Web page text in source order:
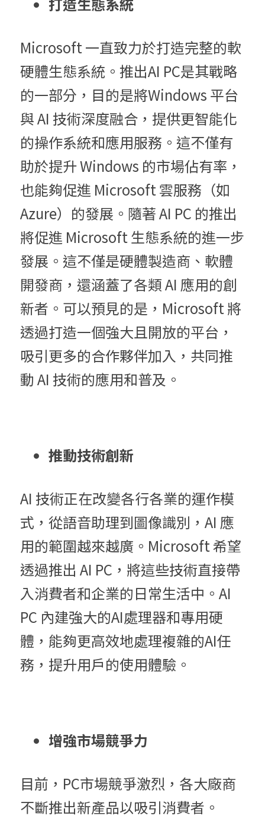
Microsoft 一直致力於打造完整的軟
硬體生態系統。推出AI PC是其戰略
的一部分，目的是將Windows 平台
與 AI 技術深度融合，提供更智能化
的操作系統和應用服務。這不僅有
助於提升 Windows 的市場佔有率，
也能夠促進 Microsoft 雲服務（如
Azure）的發展。隨著 AI PC 的推出
將促進 Microsoft 生態系統的進一步
發展。這不僅是硬體製造商、軟體
開發商，還涵蓋了各類 AI 應用的創
新者。可以預見的是，Microsoft 將
透過打造一個強大且開放的平台，
吸引更多的合作夥伴加入，共同推
動 AI 技術的應用和普及。
推動技術創新
AI 技術正在改變各行各業的運作模
式，從語音助理到圖像識別，AI 應
用的範圍越來越廣。Microsoft 希望
透過推出 AI PC，將這些技術直接帶
入消費者和企業的日常生活中。AI
PC 內建強大的AI處理器和專用硬
體，能夠更高效地處理複雜的AI任
務，提升用戶的使用體驗。
增強市場競爭力
目前，PC市場競爭激烈，各大廠商
不斷推出新產品以吸引消費者。